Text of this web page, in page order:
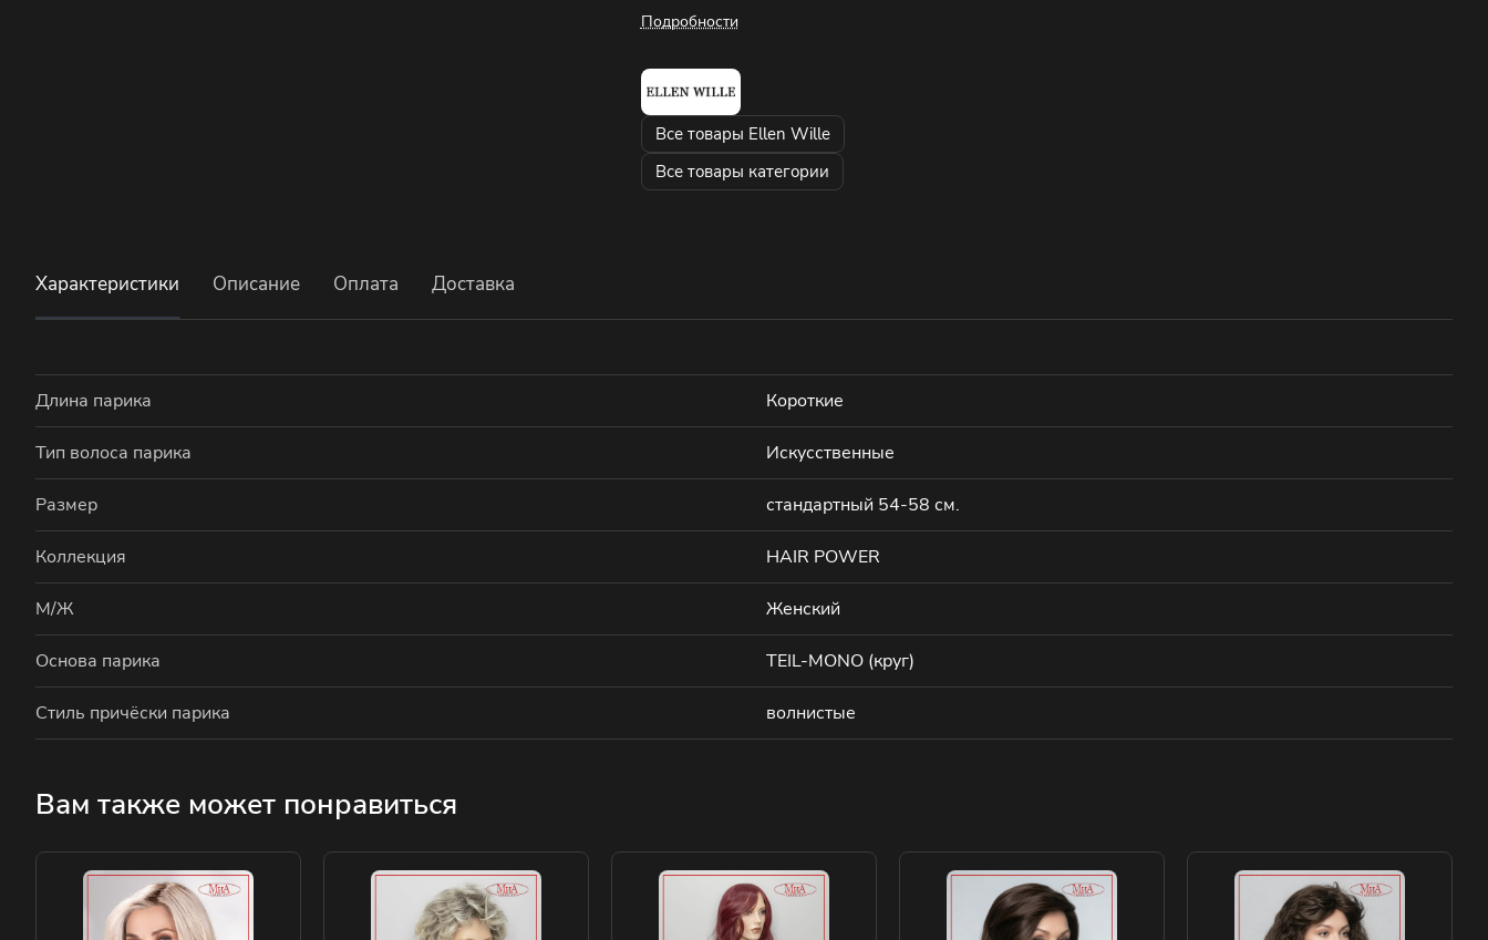
Подробности
Все товары Ellen Wille
Все товары категории
Характеристики Описание Оплата Доставка
Длина парика Короткие
Тип волоса парика Искусственные
Размер стандартный 54-58 см.
Коллекция HAIR POWER
М/Ж Женский
Основа парика TEIL-MONO (круг)
Стиль причёски парика волнистые
Вам также может понравиться